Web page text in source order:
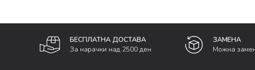
БЕСПЛАТНА ДОСТАВА
За нарачки над 2500 ден
ЗАМЕНА
Можна